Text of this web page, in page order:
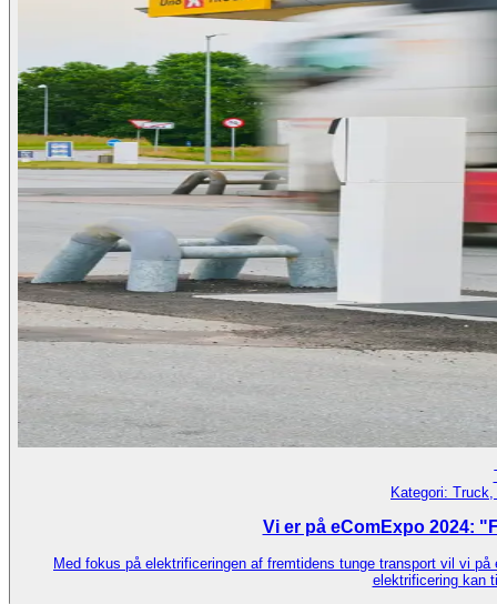
Kategori: Truck,
Vi er på eComExpo 2024:
Med fokus på elektrificeringen af fremtidens tunge transport vil vi
elektrificering kan